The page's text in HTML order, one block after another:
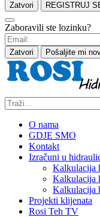
Zatvori REGISTRUJ
Zaboravili ste lozinku?
Zatvori Pošaljite mi
O nama
GDJE SMO
Kontakt
Izračuni u
Kalkulacija
Kalkulacija
Kalkulacija
Projekti klijenata
Rosi Teh TV